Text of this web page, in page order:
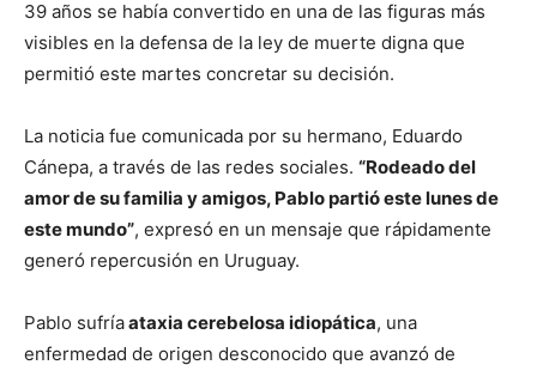
39 años se había convertido en una de las figuras más
visibles en la defensa de la ley de muerte digna que
permitió este martes concretar su decisión.
La noticia fue comunicada por su hermano, Eduardo
Cánepa, a través de las redes sociales. “Rodeado del
amor de su familia y amigos, Pablo partió este lunes de
este mundo”, expresó en un mensaje que rápidamente
generó repercusión en Uruguay.
Pablo sufríaataxia cerebelosa idiopática, una
enfermedad de origen desconocido que avanzó de